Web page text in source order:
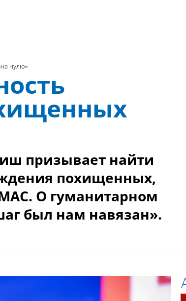
нулю»
призывает найти
похищенных,
О гуманитарном
был нам навязан».